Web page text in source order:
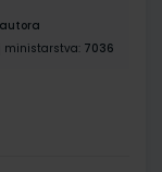
ministarstva: 7036